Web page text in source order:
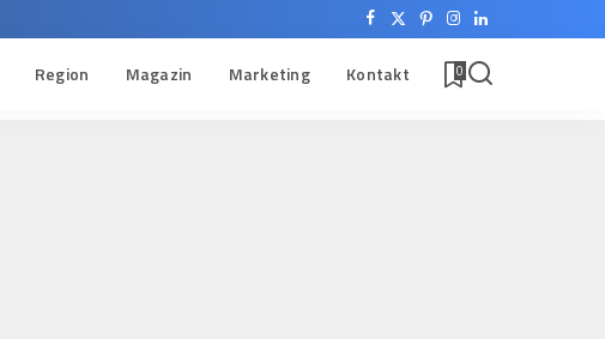
Region Magazin Marketing Kontakt 0